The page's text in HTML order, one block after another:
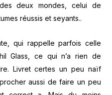
deux mondes, celui de
réussis et seyants..
qui rappelle parfois celle
Glass, ce qui n’a rien de
Livret certes un peu naïf
aussi de faire un peu